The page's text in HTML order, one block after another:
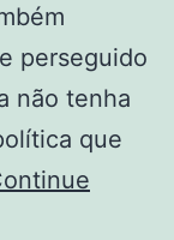
perseguido
não tenha
que